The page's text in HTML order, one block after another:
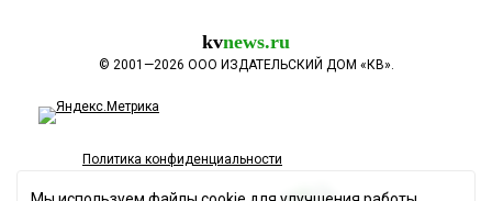
kvnews.ru
© 2001—2026 ООО ИЗДАТЕЛЬСКИЙ ДОМ «КВ».
Политика конфиденциальности